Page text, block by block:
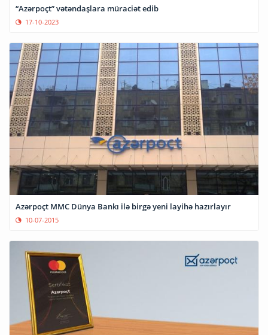
“Azərpoçt” vətəndaşlara müraciət edib
17-10-2023
Azərpoçt MMC Dünya Bankı ilə birgə yeni layihə hazırlayır
10-07-2015